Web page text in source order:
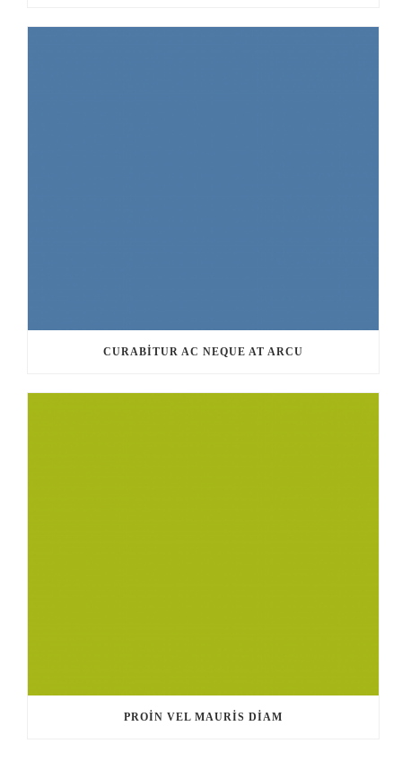
CURABITUR AC NEQUE AT ARCU
PROIN VEL MAURIS DIAM